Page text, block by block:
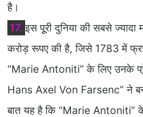
है।
17. इस पूूरी दुनिया की सबसे
करोड़ रूपए की है, जिसे 1783 में
“Marie Antoniti” के लिए उनके
Hans Axel Von Farsenc” ने
बात यह है कि “Marie Antoniti”